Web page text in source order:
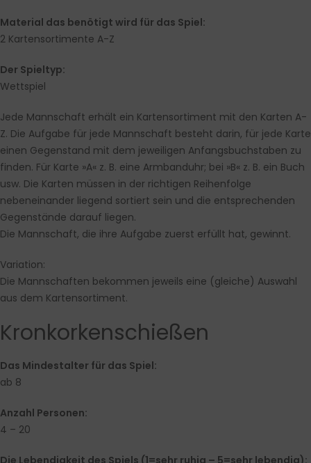
Material das benötigt wird für das Spiel:
2 Kartensortimente A-Z
Der Spieltyp:
Wettspiel
Jede Mannschaft erhält ein Kartensortiment mit den Karten A-
Z. Die Aufgabe für jede Mannschaft besteht darin, für jede Karte
einen Gegenstand mit dem jeweiligen Anfangsbuchstaben zu
finden. Für Karte »A« z. B. eine Armbanduhr; bei »B« z. B. ein Buch
usw. Die Karten müssen in der richtigen Reihenfolge
nebeneinander liegend sortiert sein und die entsprechenden
Gegenstände darauf liegen.
Die Mannschaft, die ihre Aufgabe zuerst erfüllt hat, gewinnt.
Variation:
Die Mannschaften bekommen jeweils eine (gleiche) Auswahl
aus dem Kartensortiment.
Kronkorkenschießen
Das Mindestalter für das Spiel:
ab 8
Anzahl Personen:
4 – 20